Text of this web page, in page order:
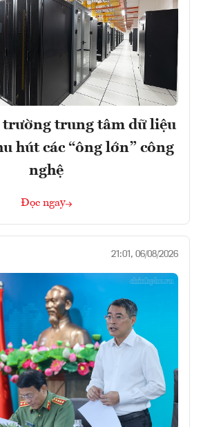
trung tâm dữ liệu
hút các “ông lớn” công
nghệ
Đọc ngay
21:01, 06/08/2026